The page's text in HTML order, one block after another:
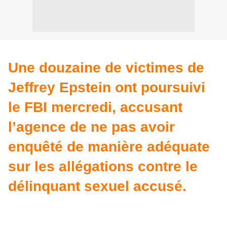
Une douzaine de victimes de
Jeffrey Epstein ont poursuivi
le FBI mercredi, accusant
l’agence de ne pas avoir
enquêté de manière adéquate
sur les allégations contre le
délinquant sexuel accusé.